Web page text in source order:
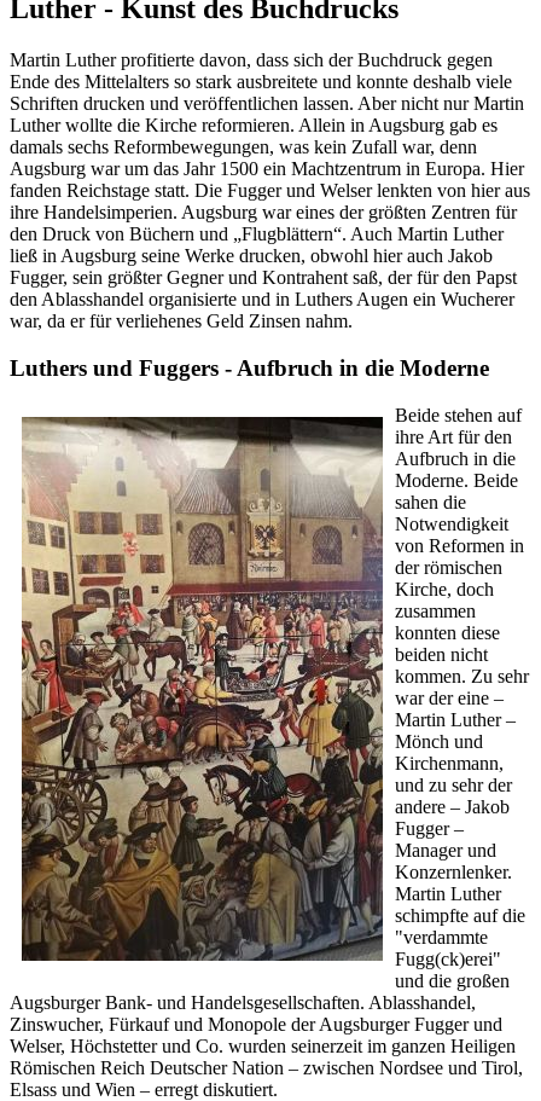
Luther - Kunst des Buchdrucks
Martin Luther profitierte davon, dass sich der Buchdruck gegen
Ende des Mittelalters so stark ausbreitete und konnte deshalb viele
Schriften drucken und veröffentlichen lassen. Aber nicht nur Martin
Luther wollte die Kirche reformieren. Allein in Augsburg gab es
damals sechs Reformbewegungen, was kein Zufall war, denn
Augsburg war um das Jahr 1500 ein Machtzentrum in Europa. Hier
fanden Reichstage statt. Die Fugger und Welser lenkten von hier aus
ihre Handelsimperien. Augsburg war eines der größten Zentren für
den Druck von Büchern und „Flugblättern“. Auch Martin Luther
ließ in Augsburg seine Werke drucken, obwohl hier auch Jakob
Fugger, sein größter Gegner und Kontrahent saß, der für den Papst
den Ablasshandel organisierte und in Luthers Augen ein Wucherer
war, da er für verliehenes Geld Zinsen nahm.
Luthers und Fuggers - Aufbruch in die Moderne
Beide stehen auf
ihre Art für den
Aufbruch in die
Moderne. Beide
sahen die
Notwendigkeit
von Reformen in
der römischen
Kirche, doch
zusammen
konnten diese
beiden nicht
kommen. Zu sehr
war der eine –
Martin Luther –
Mönch und
Kirchenmann,
und zu sehr der
andere – Jakob
Fugger –
Manager und
Konzernlenker.
Martin Luther
schimpfte auf die
"verdammte
Fugg(ck)erei"
und die großen
Augsburger Bank- und Handelsgesellschaften. Ablasshandel,
Zinswucher, Fürkauf und Monopole der Augsburger Fugger und
Welser, Höchstetter und Co. wurden seinerzeit im ganzen Heiligen
Römischen Reich Deutscher Nation – zwischen Nordsee und Tirol,
Elsass und Wien – erregt diskutiert.